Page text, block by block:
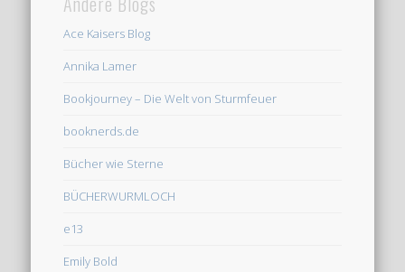
Ace Kaisers Blog
Annika Lamer
Bookjourney – Die Welt von Sturmfeuer
booknerds.de
Bücher wie Sterne
BÜCHERWURMLOCH
e13
Emily Bold